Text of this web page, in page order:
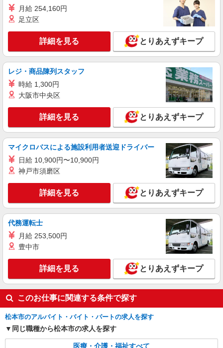
詳細を見る
株式会社kotrio /●MT-H-1875787
高級ホテルのような空間＊。松本市▼サ高住で
見回りやお話相手など
時給1500円〜2125円 ＜日払い有/週払い有/交
松本市
キープ 詳細を見る
派遣社員
株式会社kotrio /●MT-H-1959333
松本市｜リハビリ補助などのデイサービス
STAFF♪未経験OK
時給1500円〜2125円 ＜日払い有/週払い有/交
通費全支給(ガソリン代含む)＞
キープ 詳細を見る
月給 254,160円
足立区
詳細を見る とりあえずキープ
レジ・商品陳列スタッフ
時給 1,300円
大阪市中央区
詳細を見る とりあえずキープ
マイクロバスによる施設利用者送迎ドライバー
日給 10,900円〜10,900円
神戸市須磨区
詳細を見る とりあえずキープ
代務運転士
月給 253,500円
豊中市
詳細を見る とりあえずキープ
このお仕事に関連する条件で探す
松本市のアルバイト・バイト・パートの求人を探す
同じ職種から松本市の求人を探す
医療・介護・福祉すべて